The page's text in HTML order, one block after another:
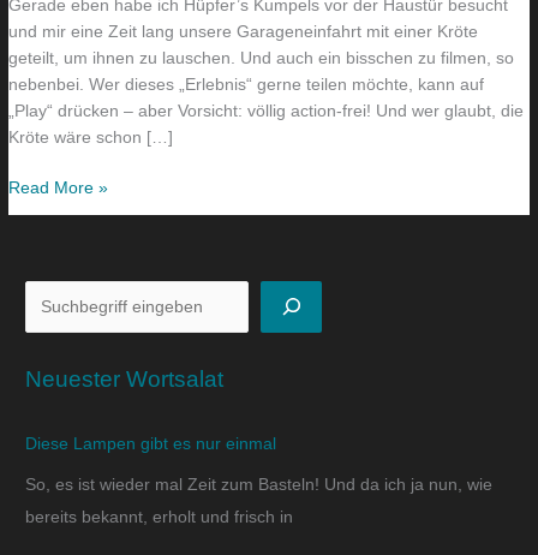
Gerade eben habe ich Hüpfer’s Kumpels vor der Haustür besucht
und mir eine Zeit lang unsere Garageneinfahrt mit einer Kröte
geteilt, um ihnen zu lauschen. Und auch ein bisschen zu filmen, so
nebenbei. Wer dieses „Erlebnis“ gerne teilen möchte, kann auf
„Play“ drücken – aber Vorsicht: völlig action-frei! Und wer glaubt, die
Kröte wäre schon […]
Read More »
Neuester Wortsalat
Diese Lampen gibt es nur einmal
So, es ist wieder mal Zeit zum Basteln! Und da ich ja nun, wie
bereits bekannt, erholt und frisch in